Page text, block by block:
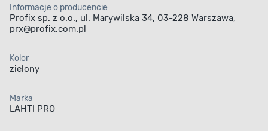
Informacje o producencie
Profix sp. z o.o., ul. Marywilska 34, 03-228 Warszawa,
prx@profix.com.pl
Kolor
zielony
Marka
LAHTI PRO